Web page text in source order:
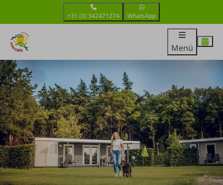
+31 (0) 342471274 WhatsApp
Menü